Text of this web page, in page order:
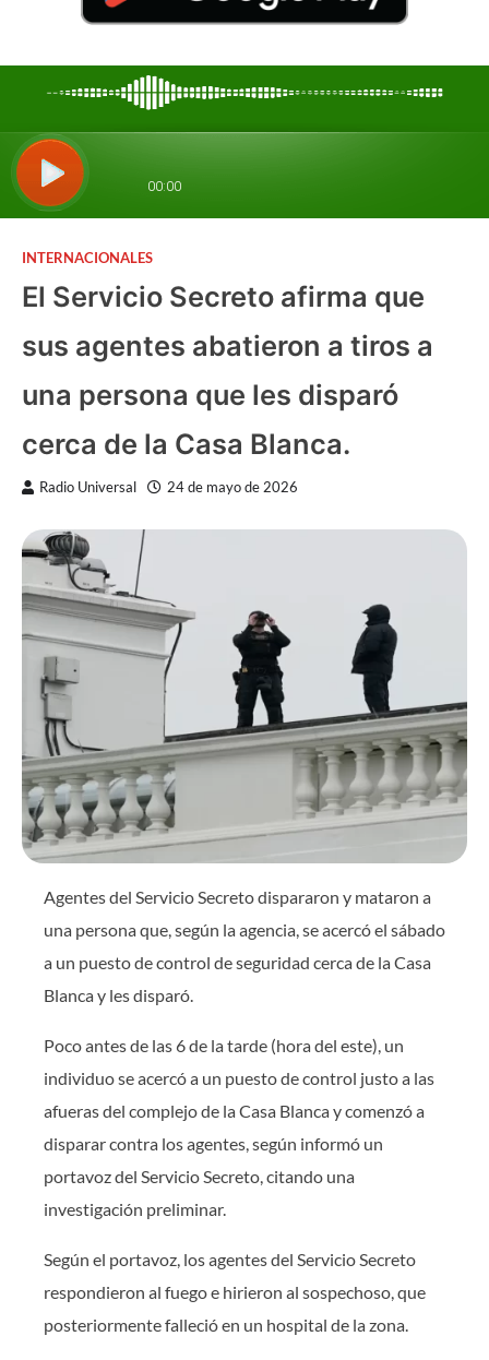
INTERNACIONALES
El Servicio Secreto afirma que
sus agentes abatieron a tiros a
una persona que les disparó
cerca de la Casa Blanca.
Radio Universal 24 de mayo de 2026
Agentes del Servicio Secreto dispararon y mataron a
una persona que, según la agencia, se acercó el sábado
a un puesto de control de seguridad cerca de la Casa
Blanca y les disparó.
Poco antes de las 6 de la tarde (hora del este), un
individuo se acercó a un puesto de control justo a las
afueras del complejo de la Casa Blanca y comenzó a
disparar contra los agentes, según informó un
portavoz del Servicio Secreto, citando una
investigación preliminar.
Según el portavoz, los agentes del Servicio Secreto
respondieron al fuego e hirieron al sospechoso, que
posteriormente falleció en un hospital de la zona.